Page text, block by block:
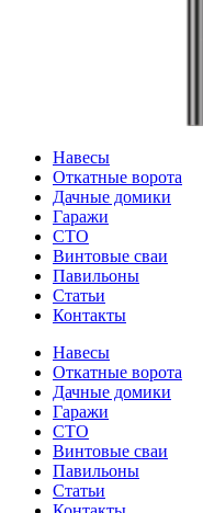
Навесы
Откатные ворота
Дачные домики
Гаражи
СТО
Винтовые сваи
Павильоны
Статьи
Контакты
Навесы
Откатные ворота
Дачные домики
Гаражи
СТО
Винтовые сваи
Павильоны
Статьи